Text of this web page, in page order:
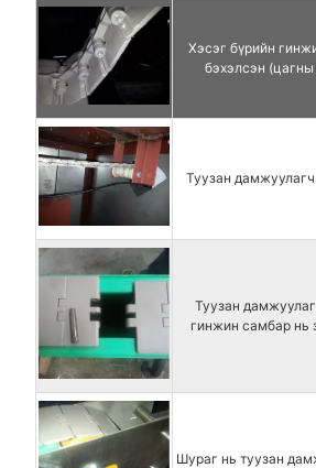
Хэсэг бүрийн
бэхэлсэн
Туузан дамжуулагч
Туузан
гинжин самбар нь
Шураг нь туузан